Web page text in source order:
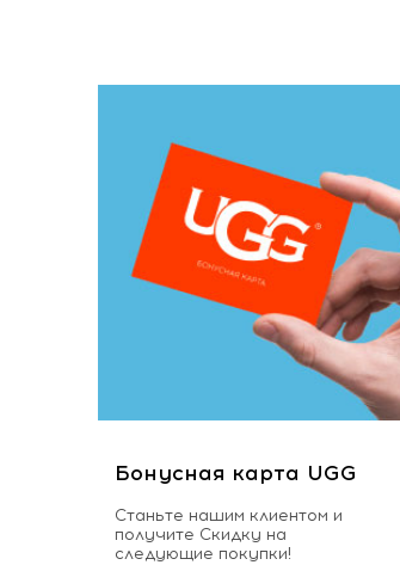
Бонусная карта UGG
Станьте нашим клиентом и
получите Скидку на
следующие покупки!